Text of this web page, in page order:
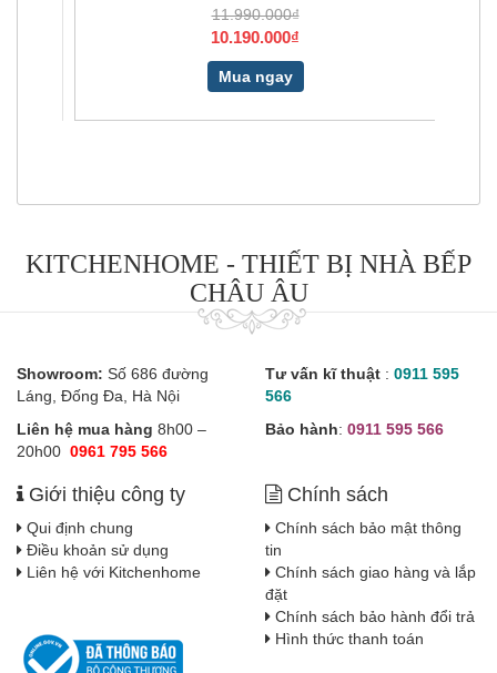
11.990.000₫
10.190.000₫
Mua ngay
KITCHENHOME - THIẾT BỊ NHÀ BẾP
CHÂU ÂU
Showroom: Số 686 đường
Láng, Đống Đa, Hà Nội
Liên hệ mua hàng 8h00 –
20h00 0961 795 566
Tư vấn kĩ thuật : 0911 595
566
Bảo hành: 0911 595 566
Giới thiệu công ty
Qui định chung
Điều khoản sử dụng
Liên hệ với Kitchenhome
Chính sách
Chính sách bảo mật thông
tin
Chính sách giao hàng và lắp
đặt
Chính sách bảo hành đổi trả
Hình thức thanh toán